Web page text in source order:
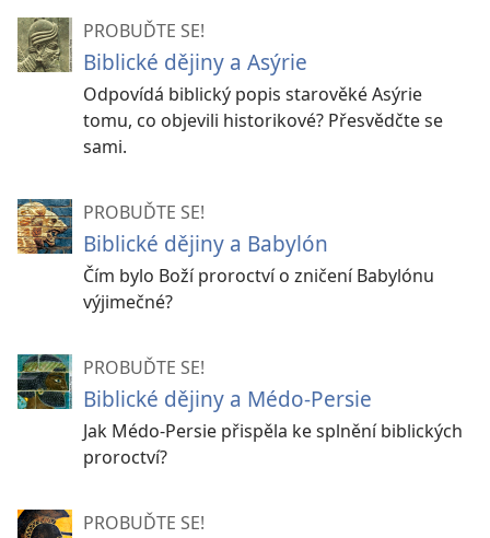
PROBUĎTE SE!
Biblické dějiny a Asýrie
Odpovídá biblický popis starověké Asýrie
tomu, co objevili historikové? Přesvědčte se
sami.
PROBUĎTE SE!
Biblické dějiny a Babylón
Čím bylo Boží proroctví o zničení Babylónu
výjimečné?
PROBUĎTE SE!
Biblické dějiny a Médo-Persie
Jak Médo-Persie přispěla ke splnění biblických
proroctví?
PROBUĎTE SE!